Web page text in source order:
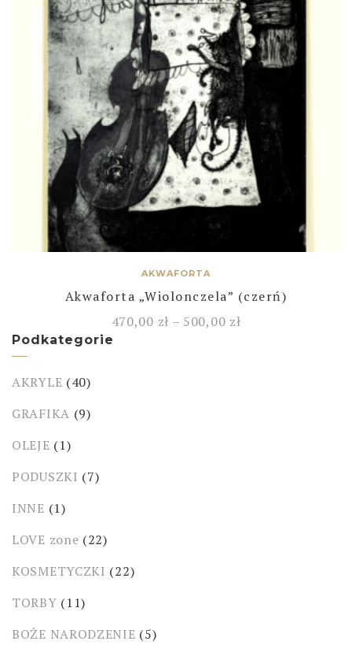
AKWAFORTA
Akwaforta „Wiolonczela” (czerń)
470,00 zł – 500,00 zł
Podkategorie
AKRYLE (40)
GRAFIKA (9)
OLEJE (1)
PODUSZKI (7)
INNE (1)
LOVE zone (22)
KOSMETYCZKI (22)
TORBY (11)
BOŻE NARODZENIE (5)